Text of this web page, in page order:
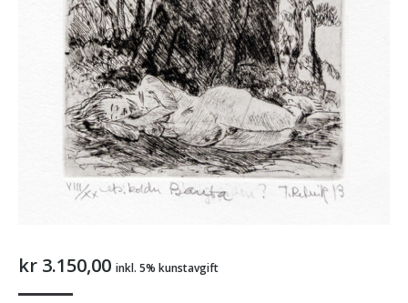
kr 3.150,00 inkl. 5% kunstavgift